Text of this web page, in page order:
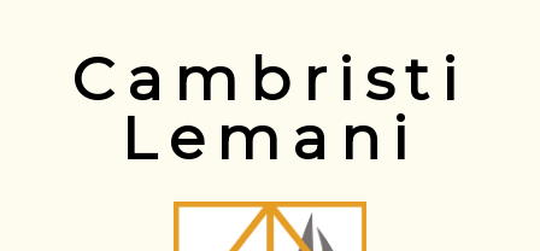
Cambristi
Lemani